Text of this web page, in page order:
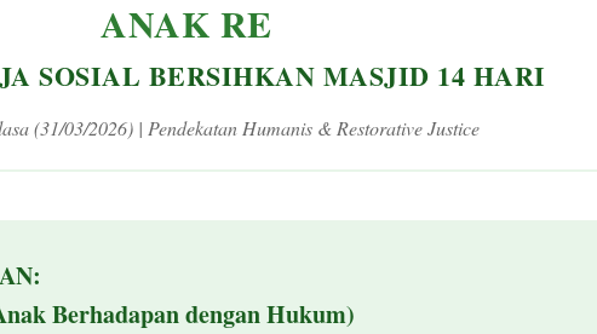
ANAK RE
SOSIAL BERSIHKAN MASJID 14 HARI
(31/03/2026) | Pendekatan Humanis & Restorative Justice
Berhadapan dengan Hukum)